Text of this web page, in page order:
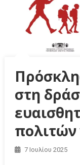
στη
πολιτών
7 Ιουλίου 2025